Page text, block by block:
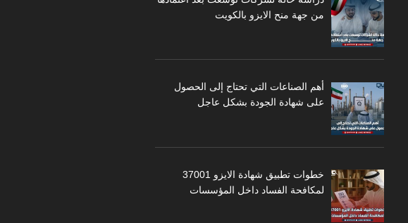
من جهة منح الايزو بالكويت
أهم الصناعات التي تحتاج إلى الحصول
على شهادة الجودة بشكل عاجل
خطوات تطبيق شهادة الايزو 37001
لمكافحة الفساد داخل المؤسسات